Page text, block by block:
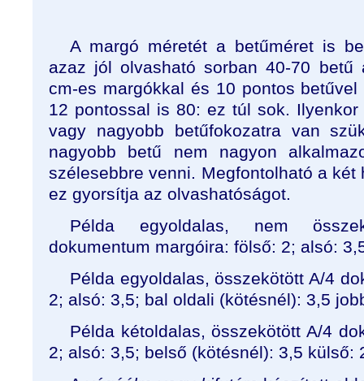
A margó méretét a betűméret is
azaz jól olvasható sorban 40-70 betű
cm-es margókkal és 10 pontos
12 pontossal is 80: ez túl sok.
vagy nagyobb betűfokozatra van
nagyobb betű nem nagyon
szélesebbre venni. Megfontolható a
ez gyorsítja az olvashatóságot.
Példa egyoldalas, nem
dokumentum margóira: fölső: 2; alsó:
Példa egyoldalas, összekötött A/4
2; alsó: 3,5; bal oldali (kötésnél): 3,5
Példa kétoldalas, összekötött A/4
2; alsó: 3,5; belső (kötésnél): 3,5 külső: